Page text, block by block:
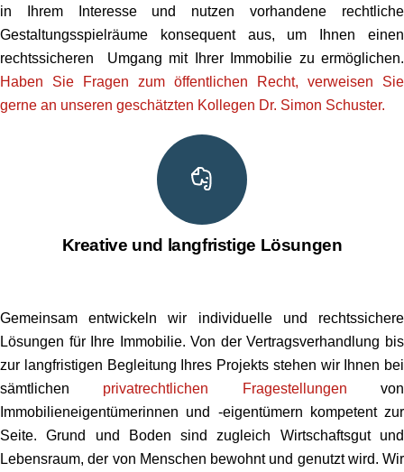
in Ihrem Interesse und nutzen vorhandene rechtliche
Gestaltungsspielräume konsequent aus, um Ihnen einen
rechtssicheren Umgang mit Ihrer Immobilie zu ermöglichen.
Haben Sie Fragen zum öffentlichen Recht, verweisen Sie
gerne an unseren geschätzten Kollegen Dr. Simon Schuster.
Kreative und langfristige Lösungen
Gemeinsam entwickeln wir individuelle und rechtssichere
Lösungen für Ihre Immobilie. Von der Vertragsverhandlung bis
zur langfristigen Begleitung Ihres Projekts stehen wir Ihnen bei
sämtlichen privatrechtlichen Fragestellungen von
Immobilieneigentümerinnen und -eigentümern kompetent zur
Seite. Grund und Boden sind zugleich Wirtschaftsgut und
Lebensraum, der von Menschen bewohnt und genutzt wird. Wir